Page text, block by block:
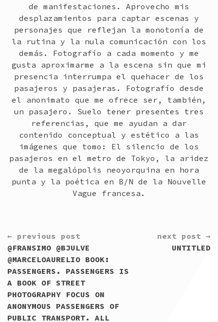
de manifestaciones. Aprovecho mis
desplazamientos para captar escenas y
personajes que reflejan la monotonía de
la rutina y la nula comunicación con los
demás. Fotografío a cada momento y me
gusta aproximarme a la escena sin que mi
presencia interrumpa el quehacer de los
pasajeros y pasajeras. Fotografío desde
el anonimato que me ofrece ser, también,
un pasajero. Suelo tener presentes tres
referencias, que me ayudan a dar
contenido conceptual y estético a las
imágenes que tomo: El silencio de los
pasajeros en el metro de Tokyo, la aridez
de la megalópolis neoyorquina en hora
punta y la poética en B/N de la Nouvelle
Vague francesa.
CONTINUE
READING
← previous post
@FRANSIMO @BJULVE
@MARCELOAURELIO BOOK:
PASSENGERS. PASSENGERS IS
A BOOK OF STREET
PHOTOGRAPHY FOCUS ON
ANONYMOUS PASSENGERS OF
PUBLIC TRANSPORT. ALL
next post →
UNTITLED